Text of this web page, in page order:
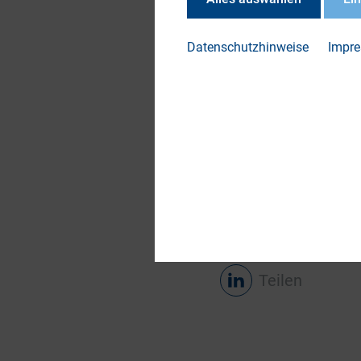
Für Emittenten
dem WpHG: Der
Teilen
Datenschutzhinweise